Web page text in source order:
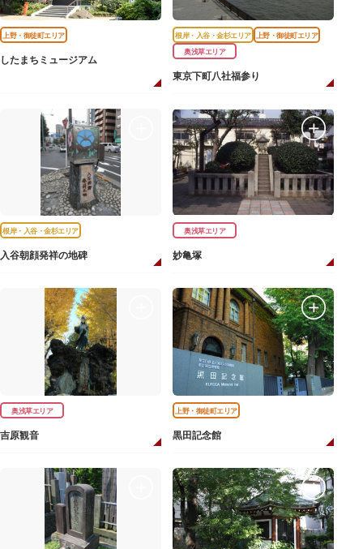
上野・御徒町エリア
したまちミュージアム
根岸・入谷・金杉エリア
上野・御徒町エリア
奥浅草エリア
東京下町八社福参り
根岸・入谷・金杉エリア
入谷朝顔発祥の地碑
奥浅草エリア
妙亀塚
奥浅草エリア
吉原観音
上野・御徒町エリア
黒田記念館